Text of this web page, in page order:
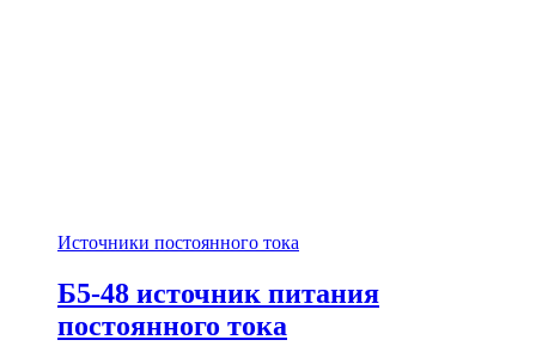
Источники постоянного тока
Б5-48 источник питания
постоянного тока